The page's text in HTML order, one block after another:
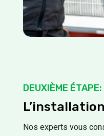
DEUXIÈME ÉTAPE:
L’installation
Nos experts vous